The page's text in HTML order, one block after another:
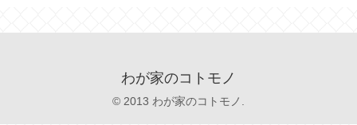
わが家のコトモノ
© 2013 わが家のコトモノ.